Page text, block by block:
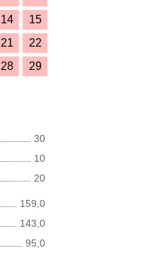
14
15
21
22
28
29
30
10
20
159,0
143,0
95,0